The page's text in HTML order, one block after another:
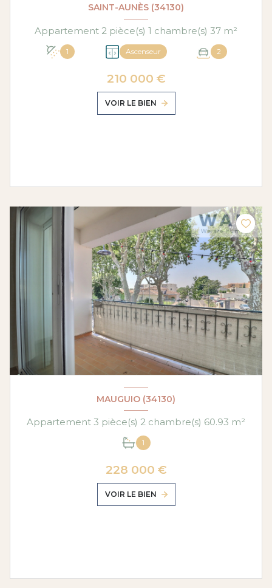
SAINT-AUNÈS (34130)
Appartement 2 pièce(s) 1 chambre(s) 37 m²
1 Ascenseur 2
210 000 €
VOIR LE BIEN
MAUGUIO (34130)
Appartement 3 pièce(s) 2 chambre(s) 60.93 m²
1
228 000 €
VOIR LE BIEN